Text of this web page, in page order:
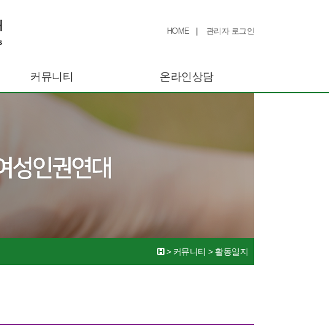
HOME | 관리자 로그인
커뮤니티 온라인상담
> 커뮤니티 > 활동일지